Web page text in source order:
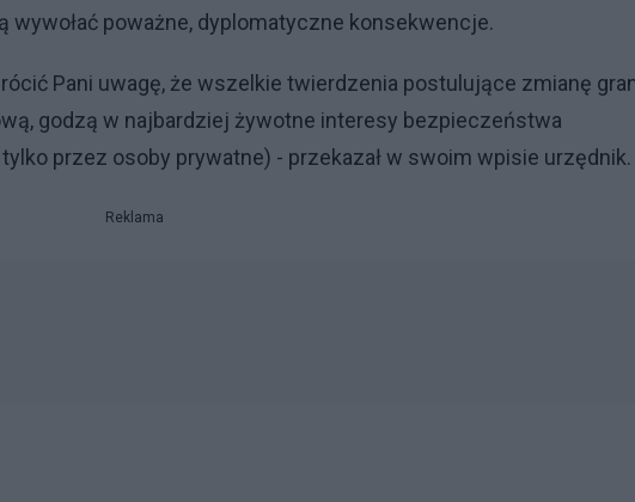
poważne, dyplomatyczne konsekwencje.
Pani uwagę, że wszelkie twierdzenia postulujące zmianę
godzą w najbardziej żywotne interesy bezpieczeństwa
przez osoby prywatne) - przekazał w swoim wpisie urzędnik.
Reklama